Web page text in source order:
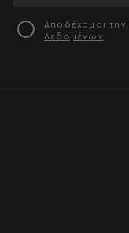
Αποδέχομαι την
Δεδομένων